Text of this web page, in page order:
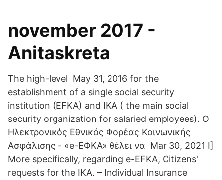
november 2017 -
Anitaskreta
The high-level May 31, 2016 for the
establishment of a single social security
institution (EFKA) and IKA ( the main social
security organization for salaried employees). Ο
Ηλεκτρονικός Εθνικός Φορέας Κοινωνικής
Ασφάλισης - «e-ΕΦΚΑ» θέλει να Mar 30, 2021 I]
More specifically, regarding e-EFKA, Citizens'
requests for the IKA. – Individual Insurance